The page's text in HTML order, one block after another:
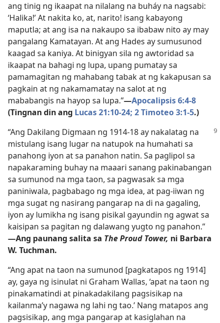
ang tinig ng ikaapat na nilalang na buháy na nagsabi:
‘Halika!’ At nakita ko, at, narito! isang kabayong
maputla; at ang isa na nakaupo sa ibabaw nito ay may
pangalang Kamatayan. At ang Hades ay sumusunod
kaagad sa kaniya. At binigyan sila ng awtoridad sa
ikaapat na bahagi ng lupa, upang pumatay sa
pamamagitan ng mahabang tabak at ng kakapusan sa
pagkain at ng nakamamatay na salot at ng
mababangis na hayop sa lupa.”​—Apocalipsis 6:4-8
(Tingnan din ang Lucas 21:10-24; 2 Timoteo 3:1-5.)
“Ang Dakilang Digmaan ng 1914-18 ay nakalatag na
mistulang isang lugar na natupok na humahati sa
panahong iyon at sa panahon natin. Sa paglipol sa
napakaraming buhay na maaari sanang pakinabangan
sa sumunod na mga taon, sa pagwasak sa mga
paniniwala, pagbabago ng mga idea, at pag-iiwan ng
mga sugat ng nasirang pangarap na di na gagaling,
iyon ay lumikha ng isang pisikal gayundin ng agwat sa
kaisipan sa pagitan ng dalawang yugto ng panahon.”​
—Ang paunang salita sa The Proud Tower, ni Barbara
W. Tuchman.
“Ang apat na taon na sumunod [pagkatapos ng 1914]
ay, gaya ng isinulat ni Graham Wallas, ‘apat na taon ng
pinakamatindi at pinakadakilang pagsisikap na
kailanma’y nagawa ng lahi ng tao.’ Nang matapos ang
pagsisikap, ang mga pangarap at kasiglahan na